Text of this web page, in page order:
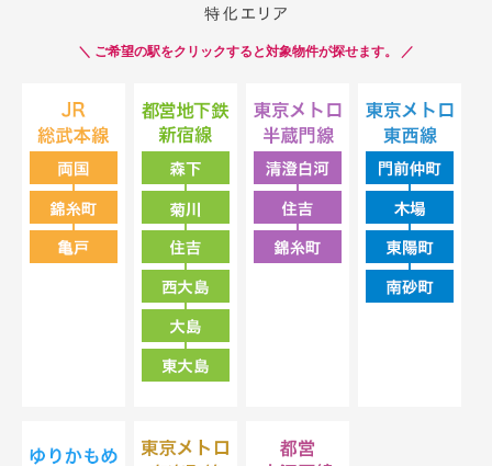
＼ ご希望の駅をクリックすると対象物件が探せます。 ／